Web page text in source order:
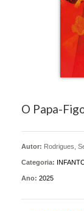
O Papa-
Autor: Rodrigues,
Categoria:
Ano: 2025